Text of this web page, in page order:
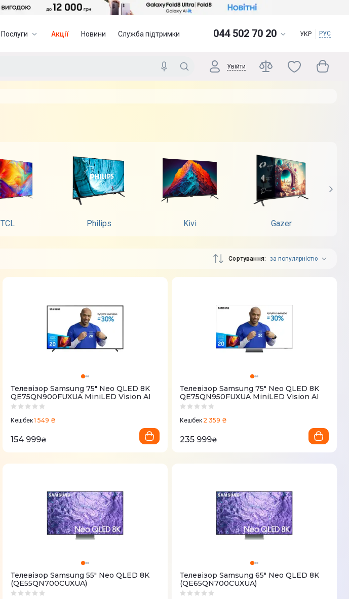
Послуги Акції Новини Служба підтримки 044 502 70 20 УКР РУС
Увійти
TCL Philips Kivi Gazer
Сортування за популярністю
Телевізор Samsung 75" Neo QLED 8K
QE75QN900FUXUA MiniLED Vision AI
Кешбек1 549 ₴
154 999₴
Телевізор Samsung 75" Neo QLED 8K
QE75QN950FUXUA MiniLED Vision AI
Кешбек 2 359 ₴
235 999₴
Телевізор Samsung 55" Neo QLED 8K
(QE55QN700CUXUA)
Телевізор Samsung 65" Neo QLED 8K
(QE65QN700CUXUA)